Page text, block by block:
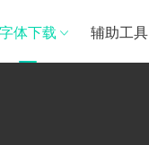
字体下载 辅助工具